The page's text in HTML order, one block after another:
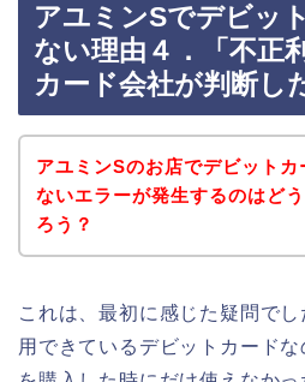
アユミンSでデビッ
ない理由４．「不正
カード会社が判断し
アユミンSのお店でデビットカ
ないエラーが発生するのはど
ろう？
これは、最初に感じた疑問で
用できているデビットカード